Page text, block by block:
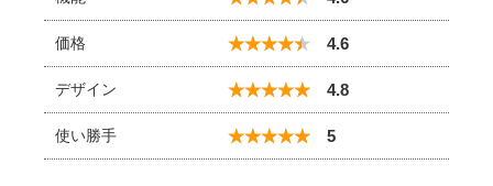
価格 4.6
デザイン 4.8
使い勝手 5